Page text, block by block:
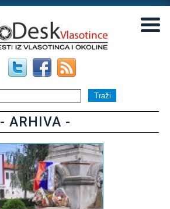
- ARHIVA -